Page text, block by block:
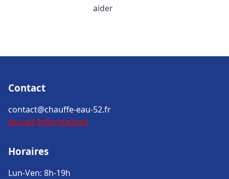
aider
Contact
contact@chauffe-eau-52.fr
Accueil Informations
Horaires
Lun-Ven: 8h-19h